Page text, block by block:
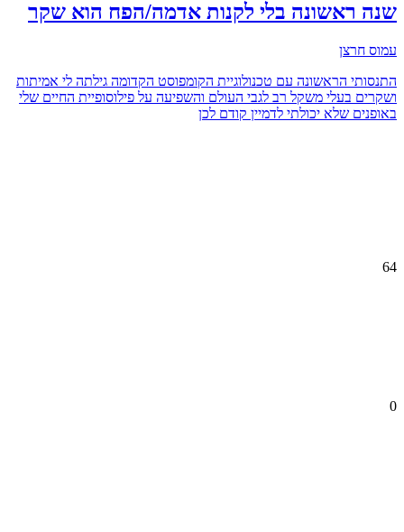
שנה ראשונה בלי לקנות אדמה/הפח הוא שקר
עמוס חרצן
התנסותי הראשונה עם טכנולוגיית הקומפוסט הקדומה גילתה לי אמיתות
ושקרים בעלי משקל רב לגבי העולם והשפיעה על פילוסופיית החיים שלי
באופנים שלא יכולתי לדמיין קודם לכן
64
0